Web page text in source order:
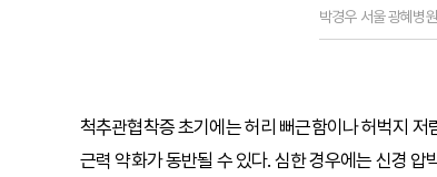
박경우 서울 광혜병
척추관협착증 초기에는 허리 뻐근함이나 허벅지
근력 약화가 동반될 수 있다. 심한 경우에는 신경